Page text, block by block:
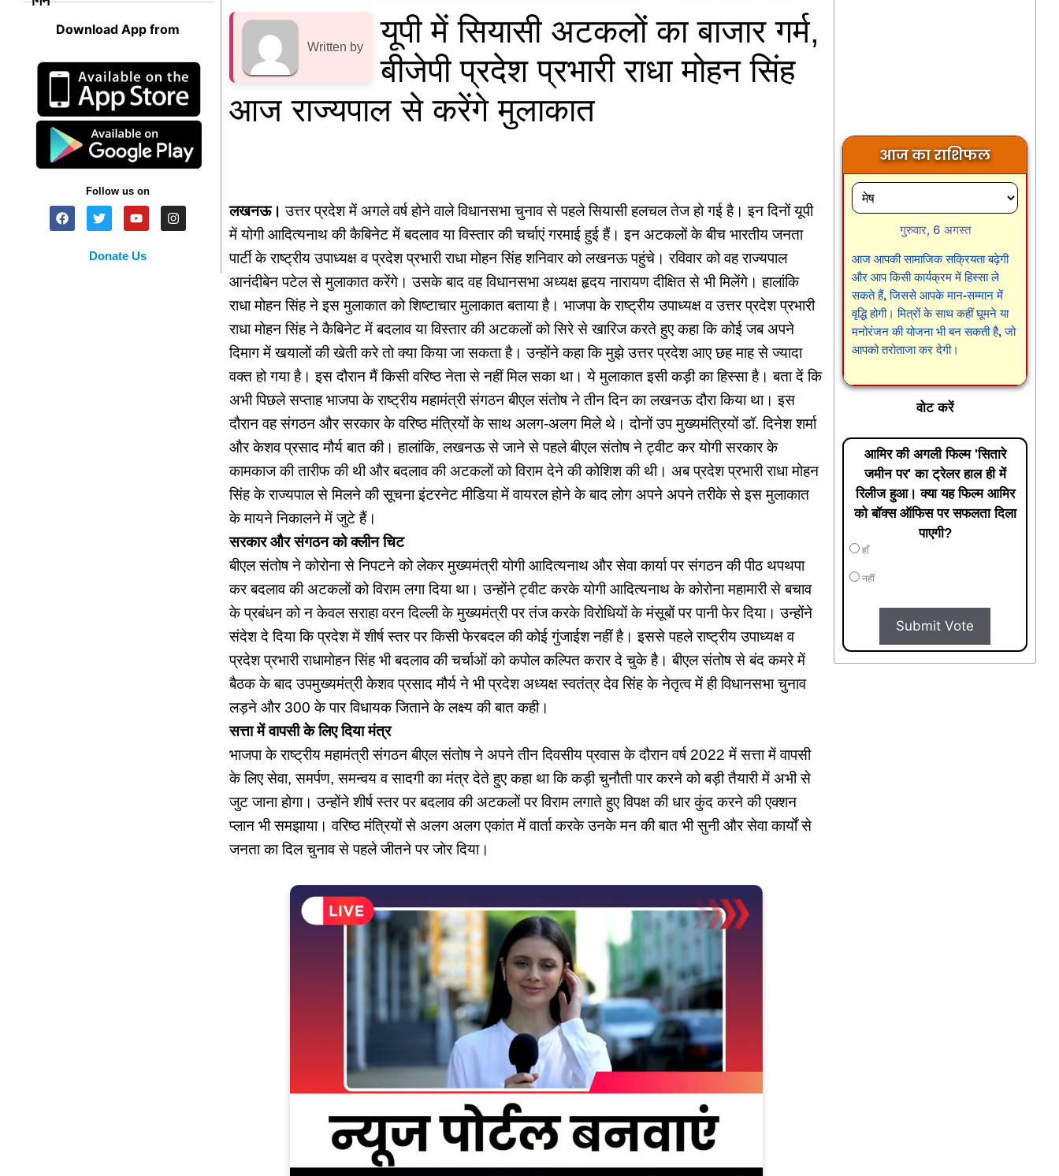
Download App from
Follow us on
Donate Us
Written by
यूपी में सियासी अटकलों का बाजार गर्म,
बीजेपी प्रदेश प्रभारी राधा मोहन सिंह
आज राज्यपाल से करेंगे मुलाकात
लखनऊ। उत्तर प्रदेश में अगले वर्ष होने वाले विधानसभा चुनाव से पहले सियासी हलचल तेज हो गई है। इन दिनों यूपी
में योगी आदित्यनाथ की कैबिनेट में बदलाव या विस्तार की चर्चाएं गरमाई हुई हैं। इन अटकलों के बीच भारतीय जनता
पार्टी के राष्ट्रीय उपाध्यक्ष व प्रदेश प्रभारी राधा मोहन सिंह शनिवार को लखनऊ पहुंचे। रविवार को वह राज्यपाल
आनंदीबेन पटेल से मुलाकात करेंगे। उसके बाद वह विधानसभा अध्यक्ष हृदय नारायण दीक्षित से भी मिलेंगे। हालांकि
राधा मोहन सिंह ने इस मुलाकात को शिष्टाचार मुलाकात बताया है। भाजपा के राष्ट्रीय उपाध्यक्ष व उत्तर प्रदेश प्रभारी
राधा मोहन सिंह ने कैबिनेट में बदलाव या विस्तार की अटकलों को सिरे से खारिज करते हुए कहा कि कोई जब अपने
दिमाग में खयालों की खेती करे तो क्या किया जा सकता है। उन्होंने कहा कि मुझे उत्तर प्रदेश आए छह माह से ज्यादा
वक्त हो गया है। इस दौरान मैं किसी वरिष्ठ नेता से नहीं मिल सका था। ये मुलाकात इसी कड़ी का हिस्सा है। बता दें कि
अभी पिछले सप्ताह भाजपा के राष्ट्रीय महामंत्री संगठन बीएल संतोष ने तीन दिन का लखनऊ दौरा किया था। इस
दौरान वह संगठन और सरकार के वरिष्ठ मंत्रियों के साथ अलग-अलग मिले थे। दोनों उप मुख्यमंत्रियों डॉ. दिनेश शर्मा
और केशव प्रसाद मौर्य बात की। हालांकि, लखनऊ से जाने से पहले बीएल संतोष ने ट्वीट कर योगी सरकार के
कामकाज की तारीफ की थी और बदलाव की अटकलों को विराम देने की कोशिश की थी। अब प्रदेश प्रभारी राधा मोहन
सिंह के राज्यपाल से मिलने की सूचना इंटरनेट मीडिया में वायरल होने के बाद लोग अपने अपने तरीके से इस मुलाकात
के मायने निकालने में जुटे हैं।
सरकार और संगठन को क्लीन चिट
बीएल संतोष ने कोरोना से निपटने को लेकर मुख्यमंत्री योगी आदित्यनाथ और सेवा कार्या पर संगठन की पीठ थपथपा
कर बदलाव की अटकलों को विराम लगा दिया था। उन्होंने ट्वीट करके योगी आदित्यनाथ के कोरोना महामारी से बचाव
के प्रबंधन को न केवल सराहा वरन दिल्ली के मुख्यमंत्री पर तंज करके विरोधियों के मंसूबों पर पानी फेर दिया। उन्होंने
संदेश दे दिया कि प्रदेश में शीर्ष स्तर पर किसी फेरबदल की कोई गुंजाईश नहीं है। इससे पहले राष्ट्रीय उपाध्यक्ष व
प्रदेश प्रभारी राधामोहन सिंह भी बदलाव की चर्चाओं को कपोल कल्पित करार दे चुके है। बीएल संतोष से बंद कमरे में
बैठक के बाद उपमुख्यमंत्री केशव प्रसाद मौर्य ने भी प्रदेश अध्यक्ष स्वतंत्र देव सिंह के नेतृत्व में ही विधानसभा चुनाव
लड़ने और 300 के पार विधायक जिताने के लक्ष्य की बात कही।
सत्ता में वापसी के लिए दिया मंत्र
भाजपा के राष्ट्रीय महामंत्री संगठन बीएल संतोष ने अपने तीन दिवसीय प्रवास के दौरान वर्ष 2022 में सत्ता में वापसी
के लिए सेवा, समर्पण, समन्वय व सादगी का मंत्र देते हुए कहा था कि कड़ी चुनौती पार करने को बड़ी तैयारी में अभी से
जुट जाना होगा। उन्होंने शीर्ष स्तर पर बदलाव की अटकलों पर विराम लगाते हुए विपक्ष की धार कुंद करने की एक्शन
प्लान भी समझाया। वरिष्ठ मंंत्रियों से अलग अलग एकांत में वार्ता करके उनके मन की बात भी सुनी और सेवा कार्यों से
जनता का दिल चुनाव से पहले जीतने पर जोर दिया।
आज का राशिफल
गुरुवार, 6 अगस्त
आज आपकी सामाजिक सक्रियता बढ़ेगी
और आप किसी कार्यक्रम में हिस्सा ले
सकते हैं, जिससे आपके मान-सम्मान में
वृद्धि होगी। मित्रों के साथ कहीं घूमने या
मनोरंजन की योजना भी बन सकती है, जो
आपको तरोताजा कर देगी।
वोट करें
आमिर की अगली फिल्म 'सितारे
जमीन पर' का ट्रेलर हाल ही में
रिलीज हुआ। क्या यह फिल्म आमिर
को बॉक्स ऑफिस पर सफलता दिला
पाएगी?
हाँ
नहीं
Submit Vote